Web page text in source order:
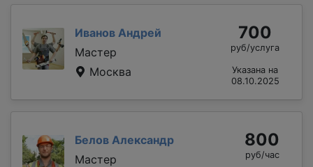
Иванов Андрей
Мастер
Москва
700
руб/услуга
Указана на
08.10.2025
Белов Александр
Мастер
800
руб/час